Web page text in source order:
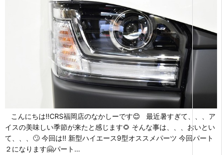
こんにちは‼CRS福岡店のなかしーです😊 最近暑すぎて、、、ア
イスの美味しい季節が来たと感じます🌻 そんな事は、、、おいとい
て、、、🙄 今回は‼ 新型ハイエース9型オススメパーツ 今回パート
２になります🤗パート…